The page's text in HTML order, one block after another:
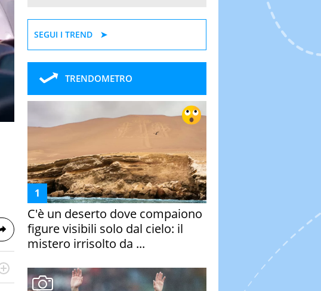
SEGUI I TREND
TRENDOMETRO
C'è un deserto dove compaiono
figure visibili solo dal cielo: il
mistero irrisolto da ...